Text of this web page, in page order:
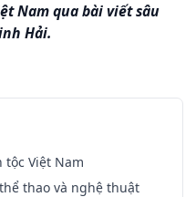
Nam qua bài viết sâu
Hải.
Việt Nam
thao và nghệ thuật